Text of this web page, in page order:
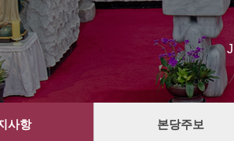
사항 본당주보